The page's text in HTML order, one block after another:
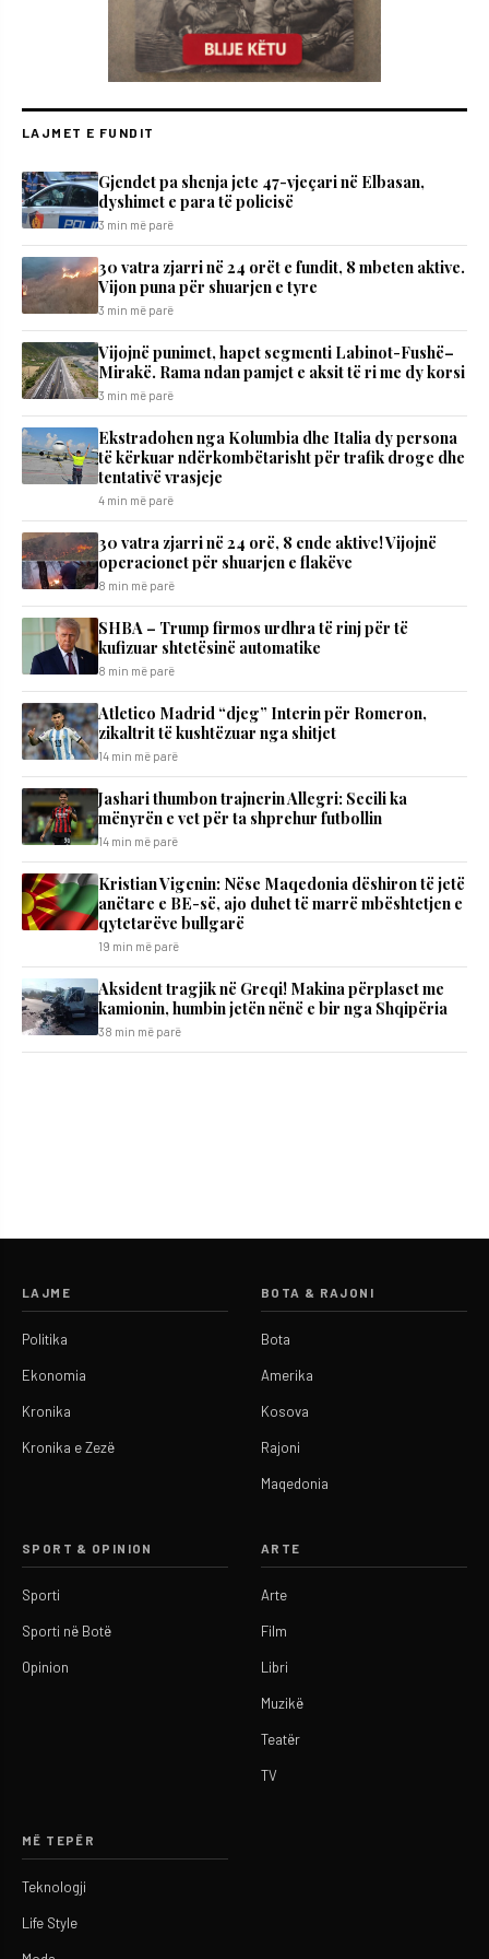
LAJMET E FUNDIT
Gjendet pa shenja jete 47-vjeçari në Elbasan,
dyshimet e para të policisë
3 min më parë
30 vatra zjarri në 24 orët e fundit, 8 mbeten aktive.
Vijon puna për shuarjen e tyre
3 min më parë
Vijojnë punimet, hapet segmenti Labinot-Fushë–
Mirakë. Rama ndan pamjet e aksit të ri me dy korsi
3 min më parë
Ekstradohen nga Kolumbia dhe Italia dy persona
të kërkuar ndërkombëtarisht për trafik droge dhe
tentativë vrasjeje
4 min më parë
30 vatra zjarri në 24 orë, 8 ende aktive! Vijojnë
operacionet për shuarjen e flakëve
8 min më parë
SHBA – Trump firmos urdhra të rinj për të
kufizuar shtetësinë automatike
8 min më parë
Atletico Madrid “djeg” Interin për Romeron,
zikaltrit të kushtëzuar nga shitjet
14 min më parë
Jashari thumbon trajnerin Allegri: Secili ka
mënyrën e vet për ta shprehur futbollin
14 min më parë
Kristian Vigenin: Nëse Maqedonia dëshiron të jetë
anëtare e BE-së, ajo duhet të marrë mbështetjen e
qytetarëve bullgarë
19 min më parë
Aksident tragjik në Greqi! Makina përplaset me
kamionin, humbin jetën nënë e bir nga Shqipëria
38 min më parë
LAJME
Politika
Ekonomia
Kronika
Kronika e Zezë
BOTA & RAJONI
Bota
Amerika
Kosova
Rajoni
Maqedonia
SPORT & OPINION
Sporti
Sporti në Botë
Opinion
ARTE
Arte
Film
Libri
Muzikë
Teatër
TV
MË TEPËR
Teknologji
Life Style